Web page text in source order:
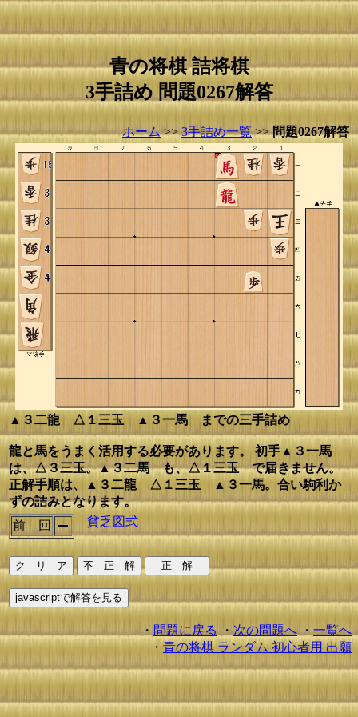
青の将棋 詰将棋
3手詰め 問題0267解答
ホーム>>3手詰め一覧>>問題0267解答
▲３二龍 △１三玉 ▲３一馬 までの三手詰め
龍と馬をうまく活用する必要があります。 初手▲３一馬
は、△３三玉。▲３二馬 も、△１三玉 で届きません。
正解手順は、▲３二龍 △１三玉 ▲３一馬。合い駒利か
ずの詰みとなります。
前 回
貧乏図式
・ 問題に戻る・ 次の問題へ・ 一覧へ
・青の将棋 ランダム 初心者用 出願